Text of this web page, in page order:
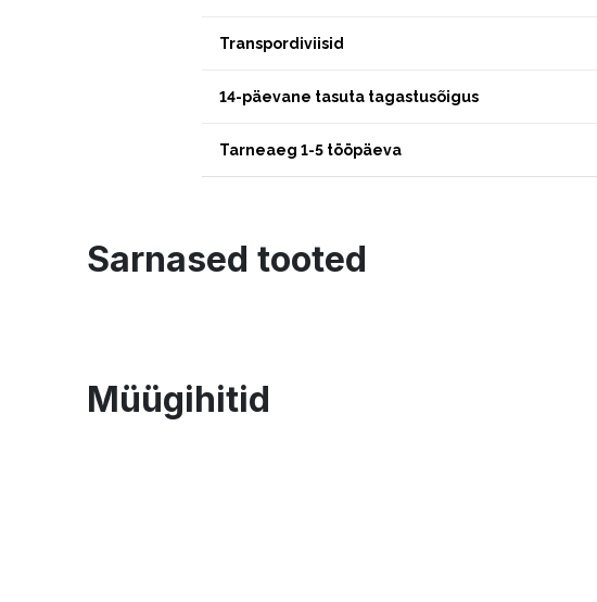
Transpordiviisid
14-päevane tasuta tagastusõigus
Tarneaeg 1-5 tööpäeva
Sarnased tooted
Müügihitid